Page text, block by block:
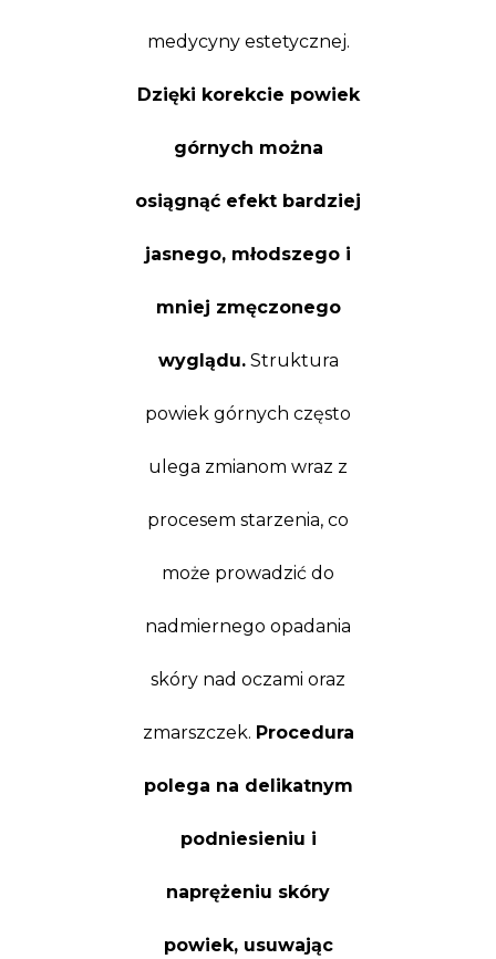
medycyny estetycznej.
Dzięki korekcie powiek
górnych można
osiągnąć efekt bardziej
jasnego, młodszego i
mniej zmęczonego
wyglądu.Struktura
powiek górnych często
ulega zmianom wraz z
procesem starzenia, co
może prowadzić do
nadmiernego opadania
skóry nad oczami oraz
zmarszczek. Procedura
polega na delikatnym
podniesieniu i
naprężeniu skóry
powiek, usuwając